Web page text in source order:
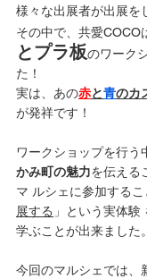
様々な出展者が出展を
その中で、共愛COCO
とプラ板のワーク
た！
実は、あの赤と青のカ
が発祥です！
ワークショップを行う
かみ町の魅力を伝える
マ ルシェに参加するこ
展する 」という実体
学ぶことが出来ました
今回のマルシェでは、